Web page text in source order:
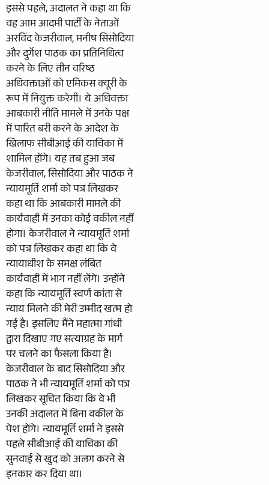
इससे पहले, अदालत ने कहा था कि
वह आम आदमी पार्टी के नेताओं
अरविंद केजरीवाल, मनीष सिसोदिया
और दुर्गेश पाठक का प्रतिनिधित्व
करने के लिए तीन वरिष्ठ
अधिवक्ताओं को एमिकस क्यूरी के
रूप में नियुक्त करेगी। ये अधिवक्ता
आबकारी नीति मामले में उनके पक्ष
में पारित बरी करने के आदेश के
खिलाफ सीबीआई की याचिका में
शामिल होंगे। यह तब हुआ जब
केजरीवाल, सिसोदिया और पाठक ने
न्यायमूर्ति शर्मा को पत्र लिखकर
कहा था कि आबकारी मामले की
कार्यवाही में उनका कोई वकील नहीं
होगा। केजरीवाल ने न्यायमूर्ति शर्मा
को पत्र लिखकर कहा था कि वे
न्यायाधीश के समक्ष लंबित
कार्यवाही में भाग नहीं लेंगे। उन्होंने
कहा कि न्यायमूर्ति स्वर्ण कांता से
न्याय मिलने की मेरी उम्मीद खत्म हो
गई है। इसलिए मैंने महात्मा गांधी
द्वारा दिखाए गए सत्याग्रह के मार्ग
पर चलने का फैसला किया है।
केजरीवाल के बाद सिसोदिया और
पाठक ने भी न्यायमूर्ति शर्मा को पत्र
लिखकर सूचित किया कि वे भी
उनकी अदालत में बिना वकील के
पेश होंगे। न्यायमूर्ति शर्मा ने इससे
पहले सीबीआई की याचिका की
सुनवाई से खुद को अलग करने से
इनकार कर दिया था।